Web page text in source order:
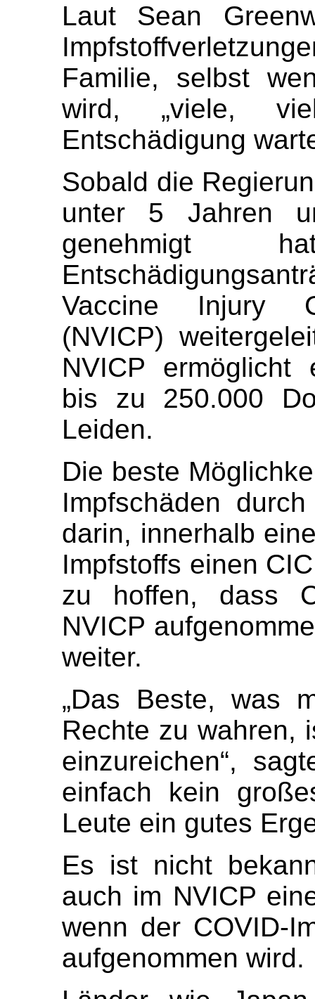
Laut Sean
Familie, selbst
wird, „viele,
Entschädigung
Sobald die
unter 5 Jahren
genehmigt
Vaccine Injury
(NVICP)
NVICP ermöglicht
bis zu 250.000
Leiden.
Die beste
Impfschäden
darin, innerhalb
Impfstoffs einen
zu hoffen, dass
NVICP
weiter.
„Das Beste, was
Rechte zu wahren,
einzureichen“,
einfach kein
Leute ein gutes
Es ist nicht
auch im NVICP
wenn der COVID-
aufgenommen wird.